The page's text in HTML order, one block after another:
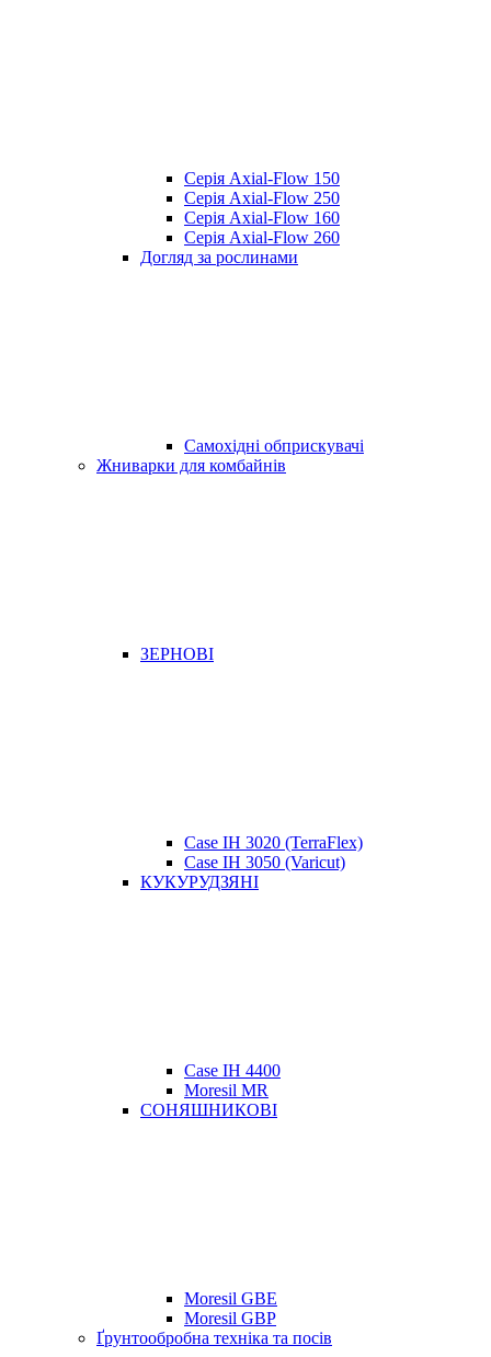
Серія Axial-Flow 150
Серія Axial-Flow 250
Серія Axial-Flow 160
Серія Axial-Flow 260
Догляд за рослинами
Самохідні обприскувачі
Жниварки для комбайнів
ЗЕРНОВІ
Case IH 3020 (TerraFlex)
Case IH 3050 (Varicut)
КУКУРУДЗЯНІ
Case IH 4400
Moresil MR
СОНЯШНИКОВІ
Moresil GBE
Moresil GBP
Ґрунтообробна техніка та посів